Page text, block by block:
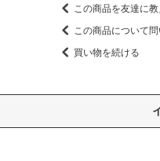
この商品を友達に教
この商品について
買い物を続ける